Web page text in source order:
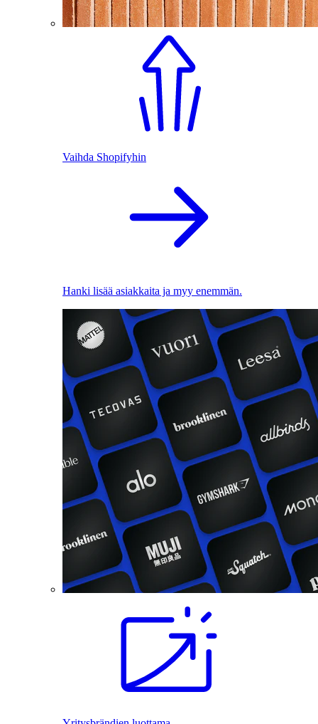
Vaihda Shopifyhin
Hanki lisää asiakkaita ja myy enemmän.